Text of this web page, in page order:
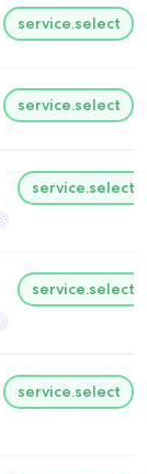
service.select
service.select
service.select
service.select
service.select